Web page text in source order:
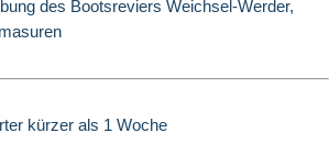
des Bootsreviers Weichsel-Werder,
kürzer als 1 Woche